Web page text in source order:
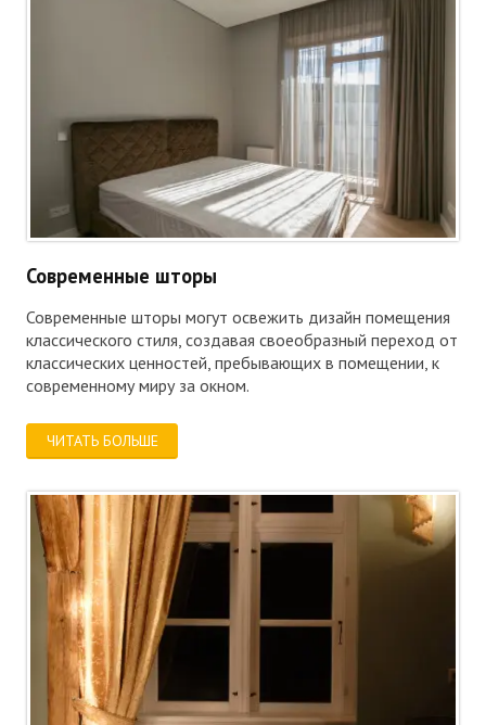
Современные шторы
Современные шторы могут освежить дизайн помещения
классического стиля, создавая своеобразный переход от
классических ценностей, пребывающих в помещении, к
современному миру за окном.
ЧИТАТЬ БОЛЬШЕ